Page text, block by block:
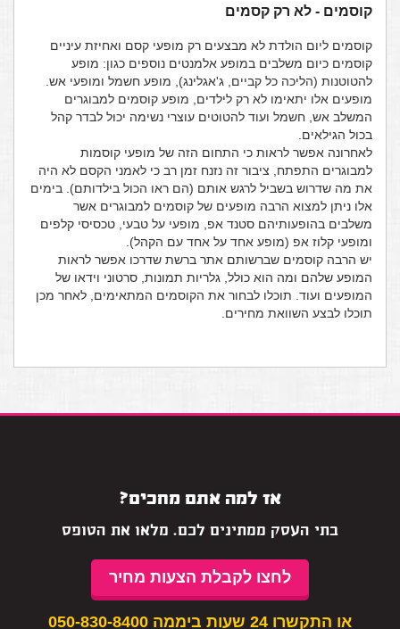
קוסמים - לא רק קסמים
קוסמים ליום הולדת לא מבצעים רק מופעי קסם ואחיזת עיניים
קוסמים כיום משלבים במופע אלמנטים נוספים כגון: מופע
להטוטנות (הליכה כל קביים, ג'אגלינג), מופע חשמל ומופעי אש.
מופעים אלו יתאימו לא רק לילדים, מופע קוסמים למבוגרים
המשלב אש, חשמל ועוד להטוטים עוצרי נשימה יכול לבדר קהל
בכול הגילאים.
לאחרונה אפשר לראות כי התחום הזה של מופעי קוסמות
למבוגרים התפתח, ציבור זה נזנח זמן רב כי לאמני הקסם לא היה
את מה שדרוש בשביל לרגש אותם (הם ראו הכול בילדותם). בימים
אלו ניתן למצוא הרבה מופעים של קוסמים למבוגרים אשר
משלבים בהופעותיהם סטנד אפ, מופעי על טבעי, טכסיסי קלפים
ומופעי קלוז אפ (מופע אחד על אחד עם הקהל).
יש הרבה קוסמים שברשותם אתר ברשת שדרכו אפשר לראות
המופע שלהם ומה הוא כולל, גלריות תמונות, סרטוני וידאו של
המופעים ועוד. תוכלו לבחור את הקוסמים המתאימים, לאחר מכן
תוכלו לבצע השוואת מחירים.
אז למה אתם מחכים?
בתי העסק ממתינים לכם. מלאו את הטופס
לחצו לקבלת הצעות מחיר
או התקשרו 24 שעות ביממה 050-830-8400